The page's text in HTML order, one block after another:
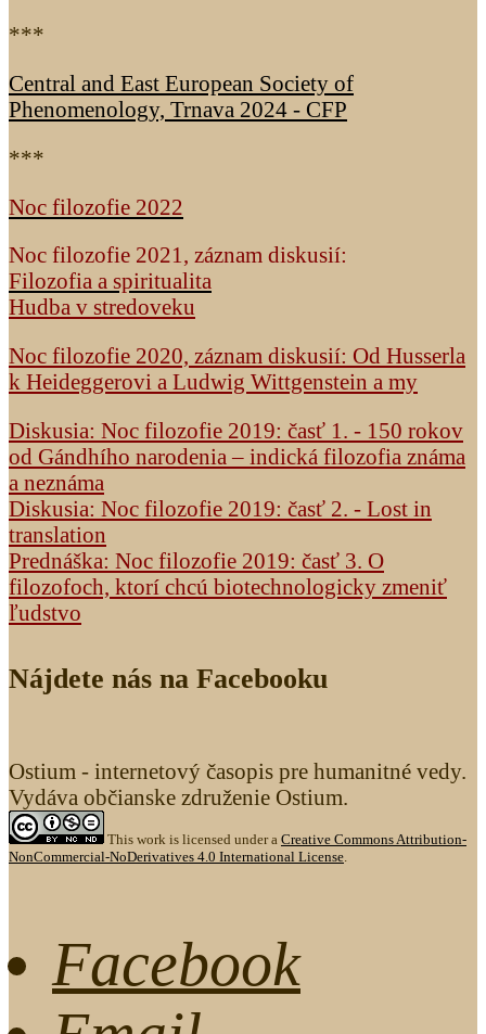
***
Central and East European Society of
Phenomenology, Trnava 2024 - CFP
***
Noc filozofie 2022
Noc filozofie 2021, záznam diskusií:
Filozofia a spiritualita
Hudba v stredoveku
Noc filozofie 2020, záznam diskusií: Od Husserla
k Heideggerovi a Ludwig Wittgenstein a my
Diskusia: Noc filozofie 2019: časť 1. - 150 rokov
od Gándhího narodenia – indická filozofia známa
a neznáma
Diskusia: Noc filozofie 2019: časť 2. - Lost in
translation
Prednáška: Noc filozofie 2019: časť 3. O
filozofoch, ktorí chcú biotechnologicky zmeniť
ľudstvo
Nájdete nás na Facebooku
Ostium - internetový časopis pre humanitné vedy.
Vydáva občianske združenie Ostium.
This work is licensed under a Creative Commons Attribution-
NonCommercial-NoDerivatives 4.0 International License.
Facebook